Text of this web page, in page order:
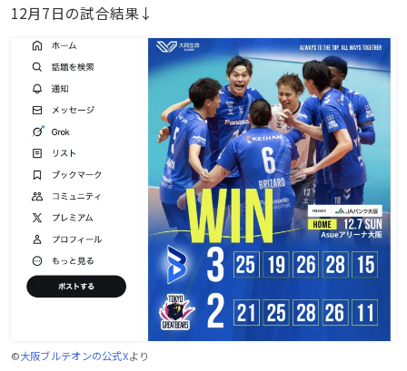
12月7日の試合結果↓
©大阪ブルテオンの公式Xより